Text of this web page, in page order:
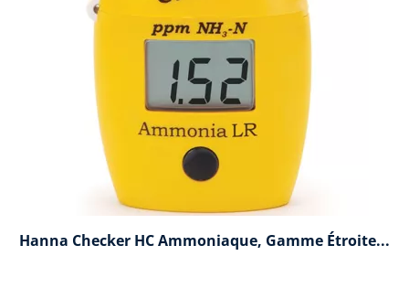
Hanna Checker HC Ammoniaque, Gamme Étroite...